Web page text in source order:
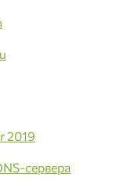
2019
сервера